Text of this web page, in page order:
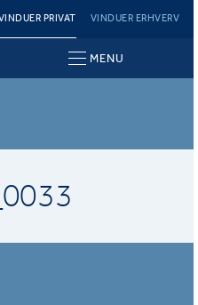
PRIVAT VINDUER ERHVERV
MENU